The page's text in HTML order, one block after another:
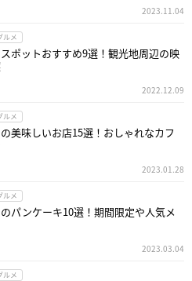
2023.11.04
ルメ
スポットおすすめ9選！観光地周辺の映
2022.12.09
ルメ
の美味しいお店15選！おしゃれなカフ
2023.01.28
ルメ
のパンケーキ10選！期間限定や人気メ
2023.03.04
ルメ